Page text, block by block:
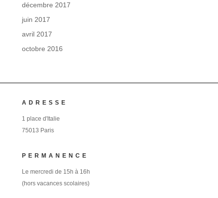
décembre 2017
juin 2017
avril 2017
octobre 2016
ADRESSE
1 place d'Italie
75013 Paris
PERMANENCE
Le mercredi de 15h à 16h
(hors vacances scolaires)